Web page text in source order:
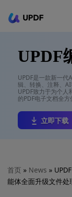
UPDF
AI Agents
用户指南
升级会员
UPDF
UPDF是一款新一代
辑、转换、注释、
UPDF致力于为个人
的PDF电子文档全方
立即下载
首页 » News »
能体全面升级文件处